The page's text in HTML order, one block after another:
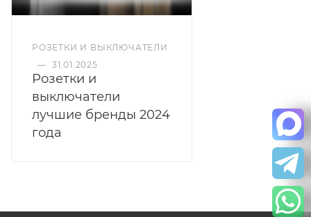
РОЗЕТКИ И ВЫКЛЮЧАТЕЛИ
— 31.01.2025
Розетки и
выключатели
лучшие бренды 2024
года